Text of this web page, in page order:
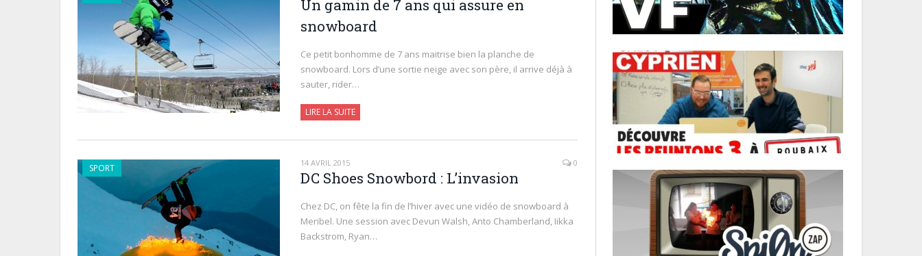
Un gamin de 7 ans qui assure en
snowboard
Ce petit bonhomme de 7 ans maitrise bien la planche de
snowboard. Lors d’une sortie neige avec son père, il arrive déjà à
sauter, rider…
LIRE LA SUITE
SPORT 14 AVRIL 2015 0
DC Shoes Snowbord : L’invasion
Chez DC, on fête la fin de l’hiver avec une vidéo de snowboard à
Meribel. Une session avec Devun Walsh, Anto Chamberland, Iikka
Backstrom, Ryan…